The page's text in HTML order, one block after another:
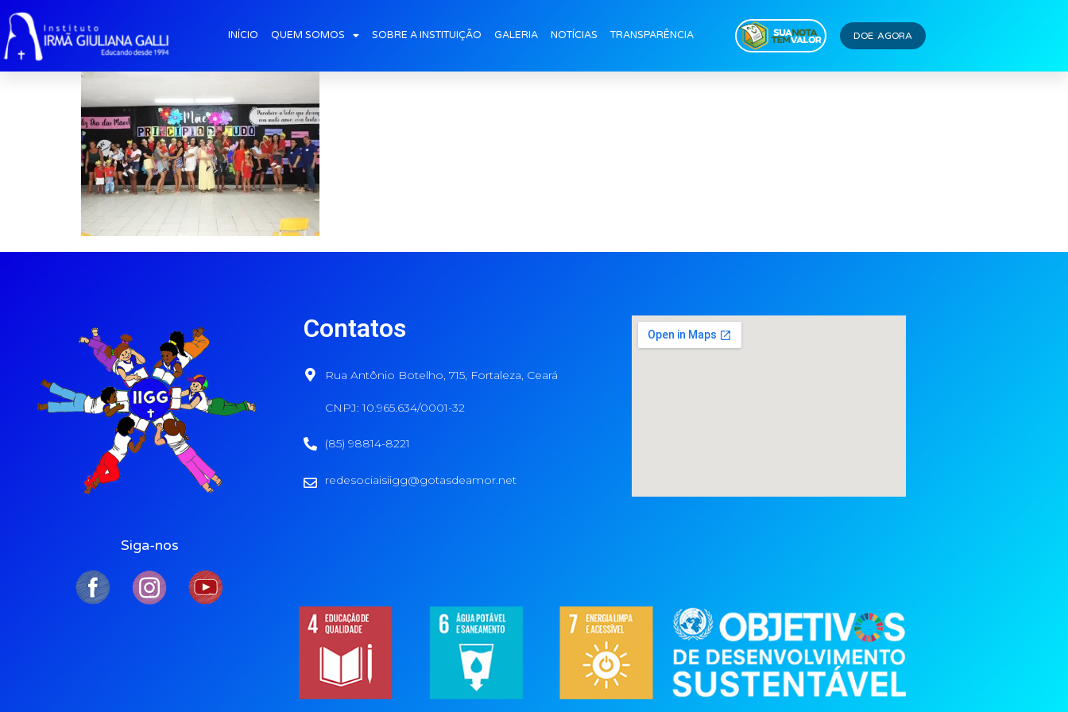
INÍCIO QUEM SOMOS SOBRE A INSTITUIÇÃO GALERIA NOTÍCIAS TRANSPARÊNCIA DOE AGORA
galeria2025_mai_Dia-das-Maes_Inf-1-2-3 (36)
Siga-nos
Contatos
Rua Antônio Botelho, 715, Fortaleza, Ceará
CNPJ: 10.965.634/0001-32
(85) 98814-8221
redesociaisiigg@gotasdeamor.net